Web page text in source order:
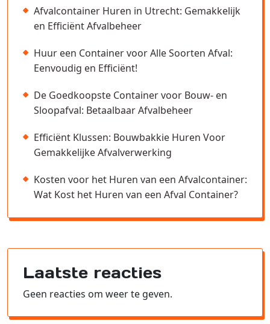
Afvalcontainer Huren in Utrecht: Gemakkelijk
en Efficiënt Afvalbeheer
Huur een Container voor Alle Soorten Afval:
Eenvoudig en Efficiënt!
De Goedkoopste Container voor Bouw- en
Sloopafval: Betaalbaar Afvalbeheer
Efficiënt Klussen: Bouwbakkie Huren Voor
Gemakkelijke Afvalverwerking
Kosten voor het Huren van een Afvalcontainer:
Wat Kost het Huren van een Afval Container?
Laatste reacties
Geen reacties om weer te geven.